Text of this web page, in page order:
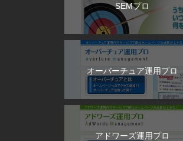
SEMプロ
オーバーチュア運用プロ
アドワーズ運用プロ